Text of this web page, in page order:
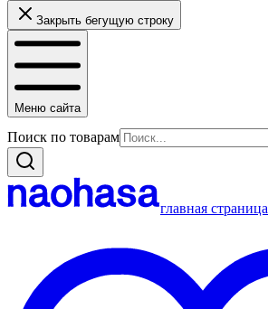
Закрыть бегущую строку
Меню сайта
Поиск по товарам
главная страница